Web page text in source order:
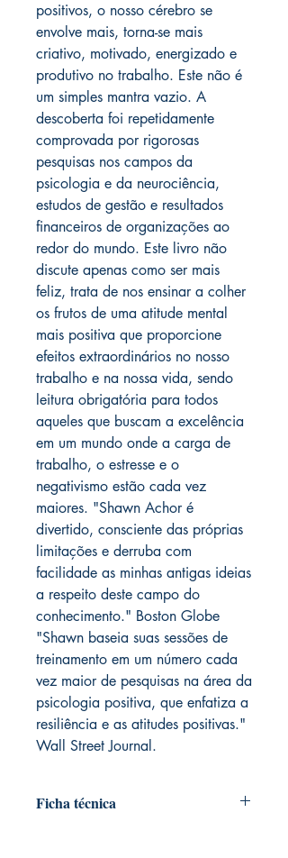
positivos, o nosso cérebro se
envolve mais, torna-se mais
criativo, motivado, energizado e
produtivo no trabalho. Este não é
um simples mantra vazio. A
descoberta foi repetidamente
comprovada por rigorosas
pesquisas nos campos da
psicologia e da neurociência,
estudos de gestão e resultados
financeiros de organizações ao
redor do mundo. Este livro não
discute apenas como ser mais
feliz, trata de nos ensinar a colher
os frutos de uma atitude mental
mais positiva que proporcione
efeitos extraordinários no nosso
trabalho e na nossa vida, sendo
leitura obrigatória para todos
aqueles que buscam a excelência
em um mundo onde a carga de
trabalho, o estresse e o
negativismo estão cada vez
maiores. "Shawn Achor é
divertido, consciente das próprias
limitações e derruba com
facilidade as minhas antigas ideias
a respeito deste campo do
conhecimento." Boston Globe
"Shawn baseia suas sessões de
treinamento em um número cada
vez maior de pesquisas na área da
psicologia positiva, que enfatiza a
resiliência e as atitudes positivas."
Wall Street Journal.
Ficha técnica